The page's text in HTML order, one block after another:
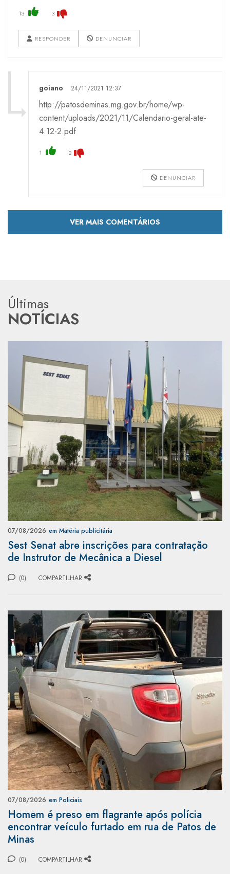
13 3
RESPONDER DENUNCIAR
goiano 24/11/2021 12:37
http://patosdeminas.mg.gov.br/home/wp-
content/uploads/2021/11/Calendario-geral-ate-
4.12-2.pdf
1 2
DENUNCIAR
VER MAIS COMENTÁRIOS
Últimas
NOTÍCIAS
07/08/2026 em Matéria publicitária
Sest Senat abre inscrições para contratação
de Instrutor de Mecânica a Diesel
(0) COMPARTILHAR
07/08/2026 em Policiais
Homem é preso em flagrante após polícia
encontrar veículo furtado em rua de Patos de
Minas
(0) COMPARTILHAR